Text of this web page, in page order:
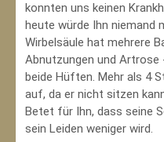
konnten uns keinen
heute würde Ihn niemand
Wirbelsäule hat mehrere
Abnutzungen und Artrose
beide Hüften. Mehr als 4
auf, da er nicht sitzen
Betet für Ihn, dass seine
sein Leiden weniger wird.